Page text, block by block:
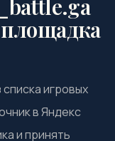
площадка
игровых
в Яндекс
и принять